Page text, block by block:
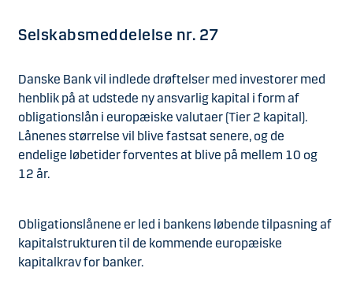
Selskabsmeddelelse nr. 27
Danske Bank vil indlede drøftelser med investorer med
henblik på at udstede ny ansvarlig kapital i form af
obligationslån i europæiske valutaer (Tier 2 kapital).
Lånenes størrelse vil blive fastsat senere, og de
endelige løbetider forventes at blive på mellem 10 og
12 år.
Obligationslånene er led i bankens løbende tilpasning af
kapitalstrukturen til de kommende europæiske
kapitalkrav for banker.